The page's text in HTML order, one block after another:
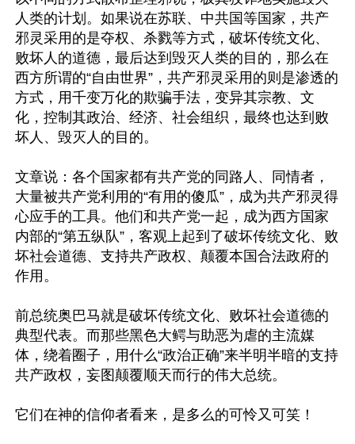
人类的计划。如果说在苏联、中共国等国家，共产
邪灵采用的是夺权、杀戮等方式，破坏传统文化、
败坏人的道德，最后达到毁灭人类的目的，那么在
西方所谓的“自由世界”，共产邪灵采用的则是渗透的
方式，用千变万化的欺骗手法，变异其宗教、文
化，控制其政治、经济、社会组织，最终也达到败
坏人、毁灭人的目的。
文章说：各个国家都有共产党的同路人、同情者，
大量被共产党利用的“有用的傻瓜”，成为共产邪灵得
心应手的工具。他们和共产党一起，成为西方国家
内部的“第五纵队”，客观上起到了破坏传统文化、败
坏社会道德、支持共产政权、颠覆本国合法政府的
作用。
前总统奥巴马就是破坏传统文化、败坏社会道德的
典型代表。而那些黑色大鳄与助恶为虐的主流媒
体，绕着圈子，用什么“政治正确”来半明半暗的支持
共产政权，妄图颠覆顺天而行的伟大总统。
它们在神的信仰者看来，是多么的可怜又可笑！